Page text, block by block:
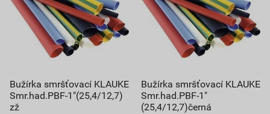
Bužírka smršťovací KLAUKE
Smr.had.PBF-1"(25,4/12,7)
zž
Bužírka smršťovací KLAUKE
Smr.had.PBF-1"
(25,4/12,7)černá